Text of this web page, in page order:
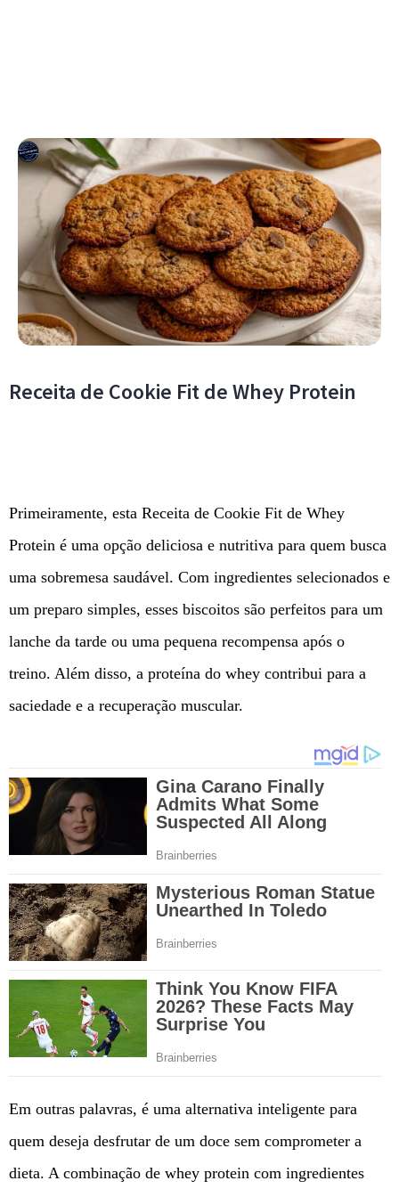
Receita de Cookie Fit de Whey Protein
Primeiramente, esta Receita de Cookie Fit de Whey
Protein é uma opção deliciosa e nutritiva para quem busca
uma sobremesa saudável. Com ingredientes selecionados e
um preparo simples, esses biscoitos são perfeitos para um
lanche da tarde ou uma pequena recompensa após o
treino. Além disso, a proteína do whey contribui para a
saciedade e a recuperação muscular.
Em outras palavras, é uma alternativa inteligente para
quem deseja desfrutar de um doce sem comprometer a
dieta. A combinação de whey protein com ingredientes